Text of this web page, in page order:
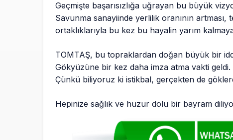
Geçmişte başarısızlığa uğrayan bu büyük
Savunma sanayiinde yerlilik oranının
ortaklıklarıyla bu kez bu hayalin yarım
TOMTAŞ, bu topraklardan doğan büyük bir
Gökyüzüne bir kez daha imza atma vakti geldi.
Çünkü biliyoruz ki istikbal, gerçekten de
Hepinize sağlık ve huzur dolu bir bayram